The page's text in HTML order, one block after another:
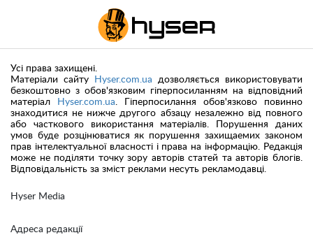
Hyser Media
Адреса редакції
Усі права захищені.
Матеріали сайту
Hyser.com.ua дозволяється використовувати
безкоштовно з обов'язковим гіперпосиланням на відповідний
матеріал
Hyser.com.ua. Гіперпосилання обов'язково повинно
знаходитися не нижче другого абзацу незалежно від повного
або часткового використання матеріалів. Порушення даних
умов буде розцінюватися як порушення захищаемих законом
прав інтелектуальної власності і права на інформацію. Редакція
може не поділяти точку зору авторів статей та авторів блогів.
Відповідальність за зміст реклами несуть рекламодавці.